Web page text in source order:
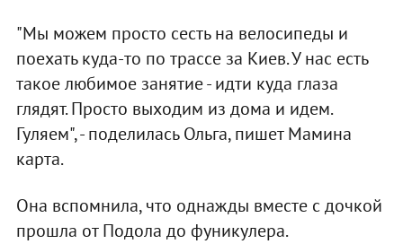
"Мы можем просто сесть на велосипеды и
поехать куда-то по трассе за Киев. У нас есть
такое любимое занятие - идти куда глаза
глядят. Просто выходим из дома и идем.
Гуляем", - поделилась Ольга, пишет Мамина
карта.
Она вспомнила, что однажды вместе с дочкой
прошла от Подола до фуникулера.